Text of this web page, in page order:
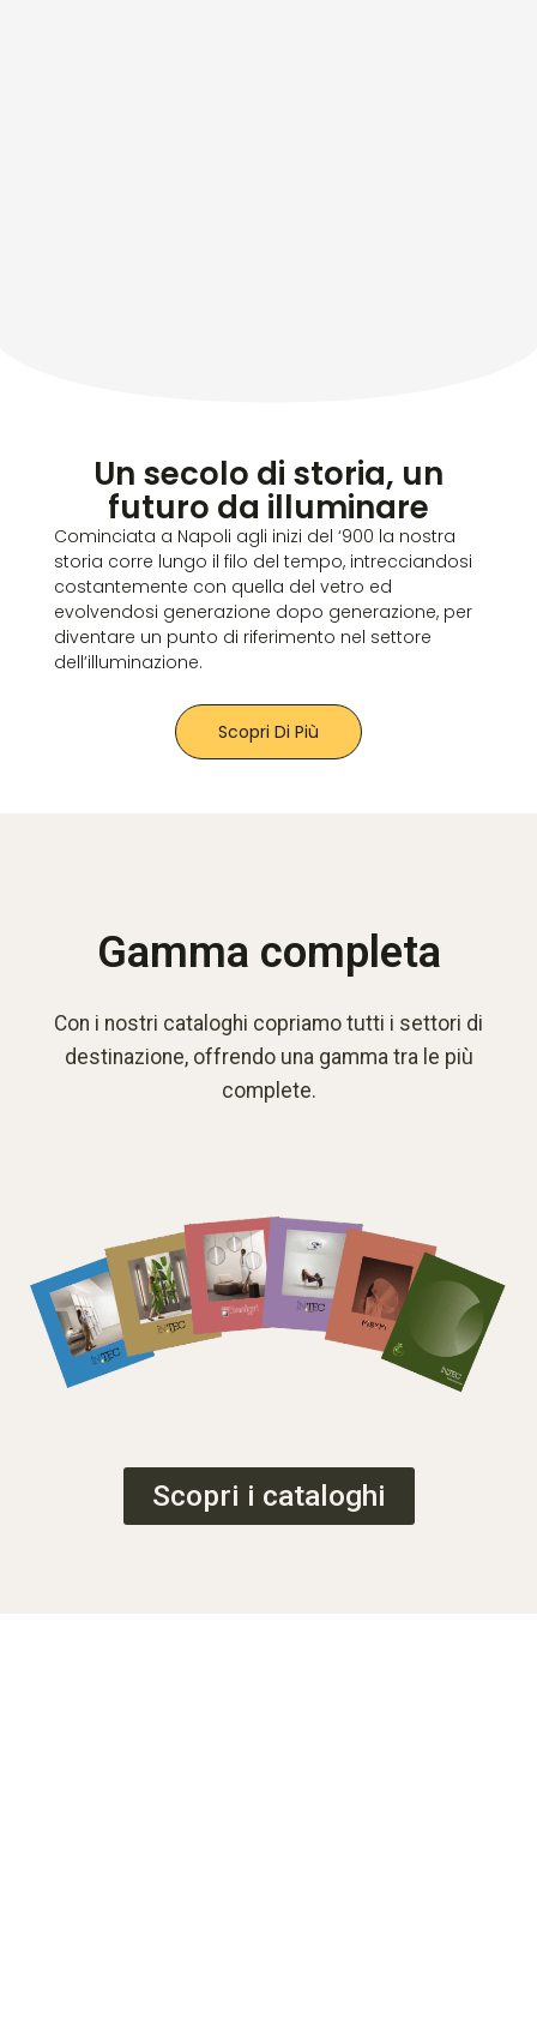
Un secolo di storia, un
futuro da illuminare
Cominciata a Napoli agli inizi del ‘900 la nostra
storia corre lungo il filo del tempo, intrecciandosi
costantemente con quella del vetro ed
evolvendosi generazione dopo generazione, per
diventare un punto di riferimento nel settore
dell’illuminazione.
Scopri Di Più
Gamma completa
Con i nostri cataloghi copriamo tutti i settori di
destinazione, offrendo una gamma tra le più
complete.
Scopri i cataloghi